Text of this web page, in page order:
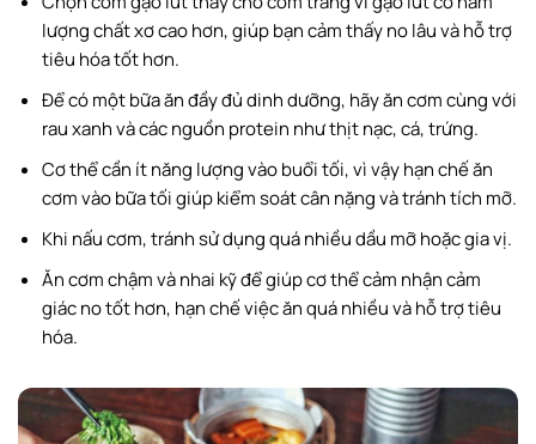
lượng chất xơ cao hơn, giúp bạn cảm thấy no lâu và hỗ trợ
tiêu hóa tốt hơn.
Để có một bữa ăn đầy đủ dinh dưỡng, hãy ăn cơm cùng với
rau xanh và các nguồn protein như thịt nạc, cá, trứng.
Cơ thể cần ít năng lượng vào buổi tối, vì vậy hạn chế ăn
cơm vào bữa tối giúp kiểm soát cân nặng và tránh tích mỡ.
Khi nấu cơm, tránh sử dụng quá nhiều dầu mỡ hoặc gia vị.
Ăn cơm chậm và nhai kỹ để giúp cơ thể cảm nhận cảm
giác no tốt hơn, hạn chế việc ăn quá nhiều và hỗ trợ tiêu
hóa.